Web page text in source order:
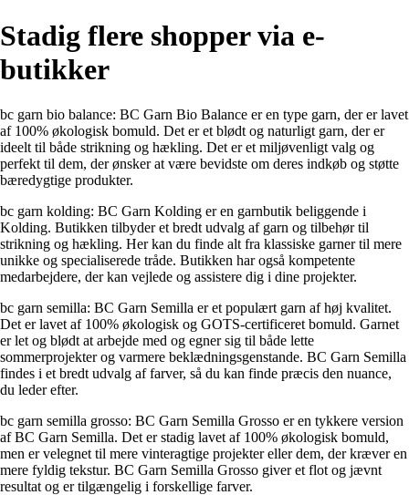
Stadig flere shopper via e-
butikker
bc garn bio balance: BC Garn Bio Balance er en type garn, der er lavet
af 100% økologisk bomuld. Det er et blødt og naturligt garn, der er
ideelt til både strikning og hækling. Det er et miljøvenligt valg og
perfekt til dem, der ønsker at være bevidste om deres indkøb og støtte
bæredygtige produkter.
bc garn kolding: BC Garn Kolding er en garnbutik beliggende i
Kolding. Butikken tilbyder et bredt udvalg af garn og tilbehør til
strikning og hækling. Her kan du finde alt fra klassiske garner til mere
unikke og specialiserede tråde. Butikken har også kompetente
medarbejdere, der kan vejlede og assistere dig i dine projekter.
bc garn semilla: BC Garn Semilla er et populært garn af høj kvalitet.
Det er lavet af 100% økologisk og GOTS-certificeret bomuld. Garnet
er let og blødt at arbejde med og egner sig til både lette
sommerprojekter og varmere beklædningsgenstande. BC Garn Semilla
findes i et bredt udvalg af farver, så du kan finde præcis den nuance,
du leder efter.
bc garn semilla grosso: BC Garn Semilla Grosso er en tykkere version
af BC Garn Semilla. Det er stadig lavet af 100% økologisk bomuld,
men er velegnet til mere vinteragtige projekter eller dem, der kræver en
mere fyldig tekstur. BC Garn Semilla Grosso giver et flot og jævnt
resultat og er tilgængelig i forskellige farver.